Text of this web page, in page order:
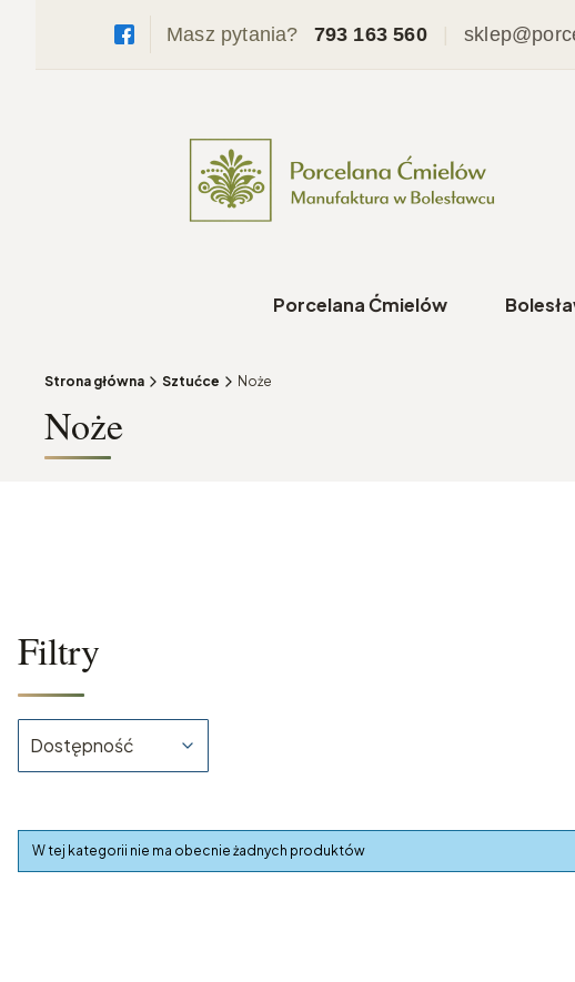
Masz pytania? 793 163 560
Porcelana Ćmielów
Strona główna Sztućce Noże
Noże
Filtry
Dostępność
Lista produktów
W tej kategorii nie ma obecnie żadnych produktów